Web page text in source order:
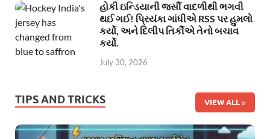
હોકી ઇન્ડિયાની જર્સી વાદળીથી ભગવી
થઈ ગઈ! પ્રિયંકા ગાંધીએ RSS પર હુમલો
કર્યો, અને દિલીપ તિર્કીએ તેનો બચાવ
કર્યો.
July 30, 2026
TIPS AND TRICKS VIEW ALL